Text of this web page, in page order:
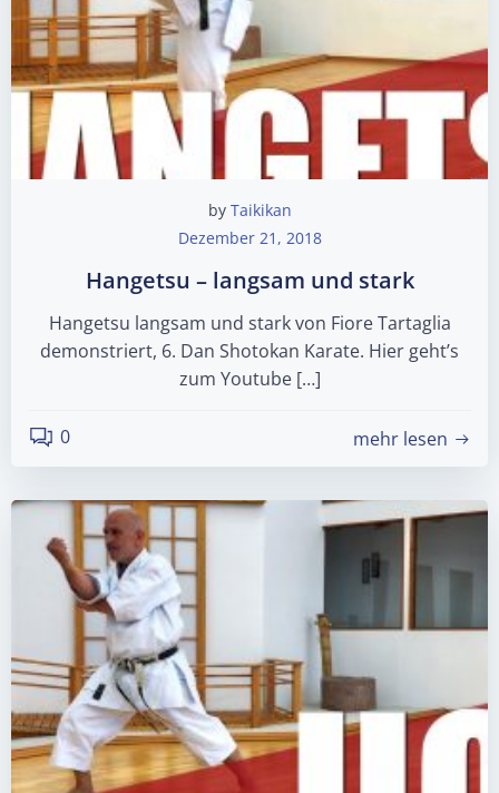
by Taikikan
Dezember 21, 2018
Hangetsu – langsam und stark
Hangetsu langsam und stark von Fiore Tartaglia
demonstriert, 6. Dan Shotokan Karate. Hier geht’s
zum Youtube […]
0 mehr lesen